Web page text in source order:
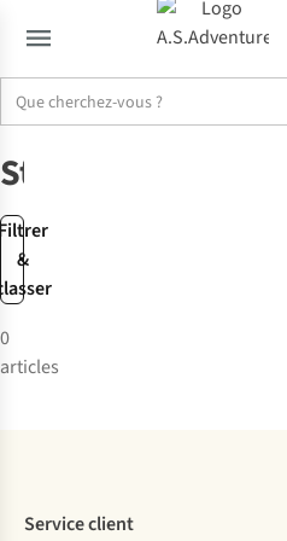
&
Stomp
0
articles
Service client